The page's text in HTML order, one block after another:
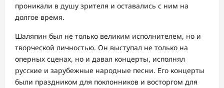
проникали в душу зрителя и оставались с ним на
долгое время.
Шаляпин был не только великим исполнителем, но и
творческой личностью. Он выступал не только на
оперных сценах, но и давал концерты, исполнял
русские и зарубежные народные песни. Его концерты
были праздником для поклонников и восторгом для